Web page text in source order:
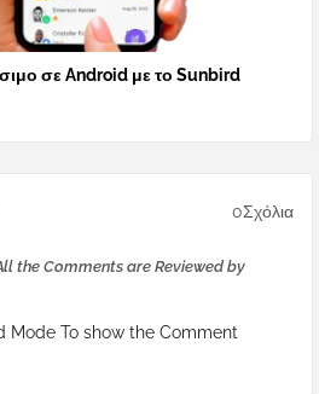
σε Android με το Sunbird
0Σχόλια
the Comments are Reviewed by
Mode To show the Comment